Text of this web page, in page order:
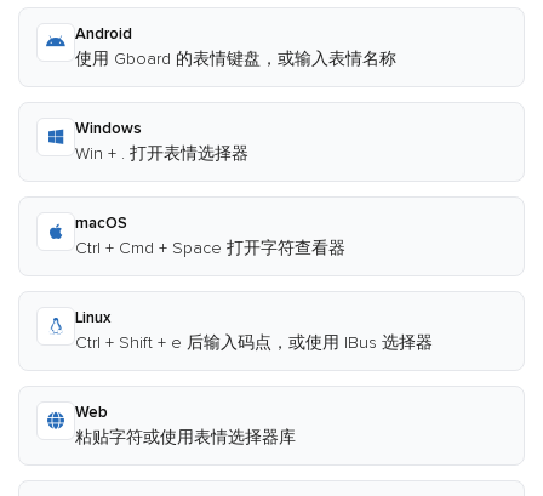
Android
使用 Gboard 的表情键盘，或输入表情名称
Windows
Win + . 打开表情选择器
macOS
Ctrl + Cmd + Space 打开字符查看器
Linux
Ctrl + Shift + e 后输入码点，或使用 IBus 选择器
Web
粘贴字符或使用表情选择器库